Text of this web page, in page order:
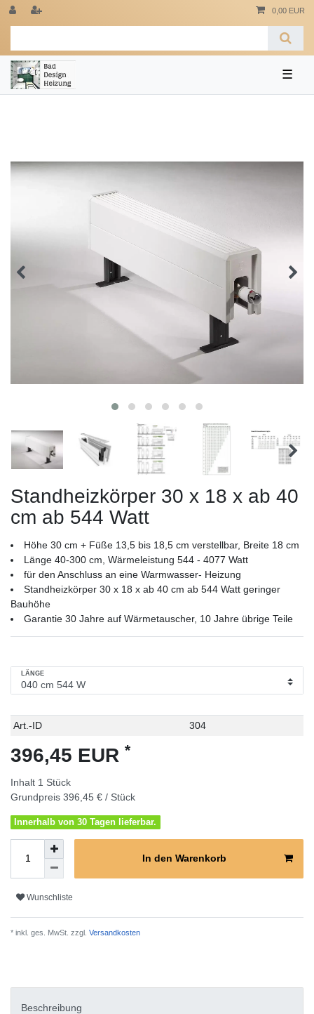
0,00 EUR
☰
Standheizkörper 30 x 18 x ab 40
cm ab 544 Watt
Höhe 30 cm + Füße 13,5 bis 18,5 cm verstellbar, Breite 18 cm
Länge 40-300 cm, Wärmeleistung 544 - 4077 Watt
für den Anschluss an eine Warmwasser- Heizung
Standheizkörper 30 x 18 x ab 40 cm ab 544 Watt geringer
Bauhöhe
Garantie 30 Jahre auf Wärmetauscher, 10 Jahre übrige Teile
LÄNGE
Technisches
Wert
Art.-ID 304
396,45 EUR *
Inhalt 1 Stück
Grundpreis 396,45 € / Stück
Innerhalb von 30 Tagen lieferbar.
In den Warenkorb
Wunschliste
* inkl. ges. MwSt. zzgl. Versandkosten
Beschreibung